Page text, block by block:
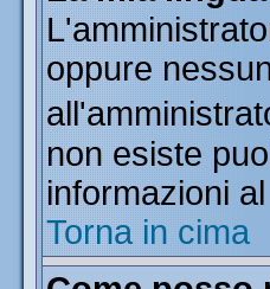
oppure
non esiste
informazioni
Torna in cima